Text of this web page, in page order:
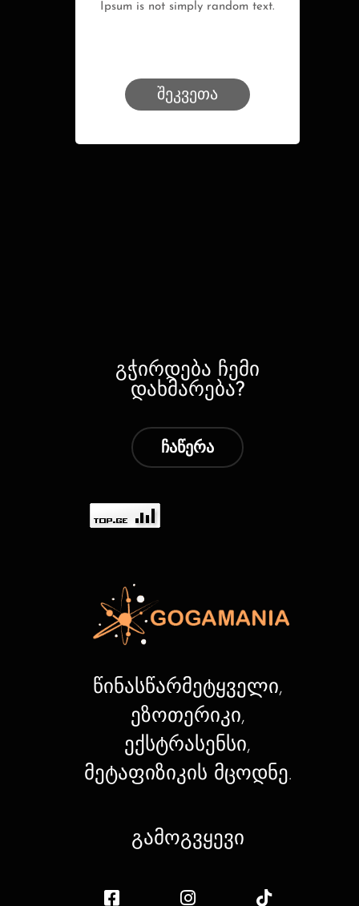
Ipsum is not simply random text.
შეკვეთა
გჭირდება ჩემი
დახმარება?
ჩაწერა
წინასწარმეტყველი,
ეზოთერიკი,
ექსტრასენსი,
მეტაფიზიკის მცოდნე.
გამოგვყევი